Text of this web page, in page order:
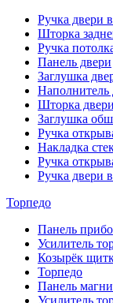
Ручка двери
Шторка
Ручка
Панель двери
Заглушка
Наполнитель
Шторка двери
Заглушка
Ручка
Накладка
Ручка
Ручка двери
Торпедо
Панель
Усилитель
Козырёк
Торпедо
Панель
Усилитель